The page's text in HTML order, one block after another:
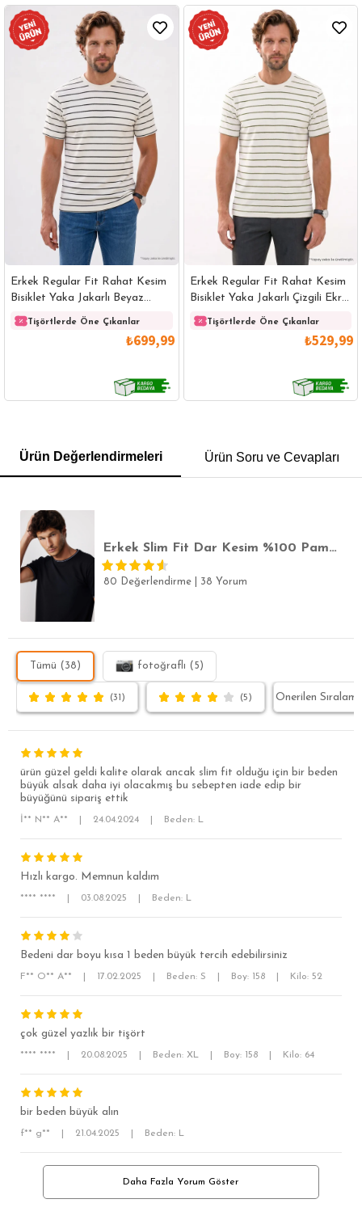
Erkek Regular Fit Rahat Kesim
Bisiklet Yaka Jakarlı Beyaz
Üzeri Siyah Çizgili Tişört
Tişörtlerde Öne Çıkanlar
₺699,99
Erkek Regular Fit Rahat Kesim
Bisiklet Yaka Jakarlı Çizgili Ekru
Tişört
Tişörtlerde Öne Çıkanlar
₺529,99
POLO YAKA T-SHIRT KEMER BOXER
RELAX FİT
OVERSİZE
Ürün Değerlendirmeleri Ürün Soru ve Cevapları
Erkek Slim Fit Dar Kesim %100 Pamuk Düz Pike Siyah Bisiklet Yaka Tişört
80 Değerlendirme 38 Yorum
Tümü (38) fotoğraflı (5)
(31) (5)
ürün güzel geldi kalite olarak ancak slim fit olduğu için bir beden
büyük alsak daha iyi olacakmış bu sebepten iade edip bir
büyüğünü sipariş ettik
İ** N** A** 24.04.2024 Beden: L
Hızlı kargo. Memnun kaldım
**** **** 03.08.2025 Beden: L
Bedeni dar boyu kısa 1 beden büyük tercih edebilirsiniz
F** O** A** 17.02.2025 Beden: S Boy: 158 Kilo: 52
çok güzel yazlık bir tişört
**** **** 20.08.2025 Beden: XL Boy: 158 Kilo: 64
bir beden büyük alın
f** g** 21.04.2025 Beden: L
Daha Fazla Yorum Göster